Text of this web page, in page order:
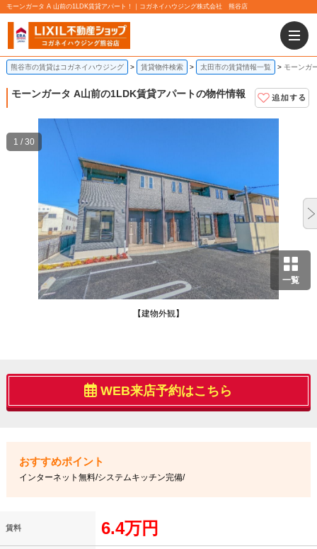
モーンガータ A 山前の1LDK賃貸アパート！｜コガネイハウジング株式会社 熊谷店
熊谷市の賃貸はコガネイハウジング 賃貸物件検索 太田市の賃貸情報一覧 モーンガ
モーンガータ A山前の1LDK賃貸アパートの物件情報
一覧
【建物外観】
1 / 30
WEB来店予約はこちら
インターネット無料/システムキッチン完備/
賃料 6.4万円